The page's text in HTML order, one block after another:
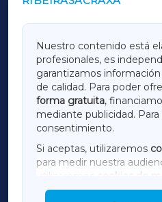
Nuestro contenido está
profesionales, es
garantizamos
de calidad. Para poder
forma gratuita,
mediante publicidad.
consentimiento.
Si aceptas, utilizaremos
para medir nuestra
utilizaremos
cookies de
mostrar publicidad de